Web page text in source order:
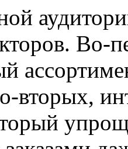
Во-
вторых,